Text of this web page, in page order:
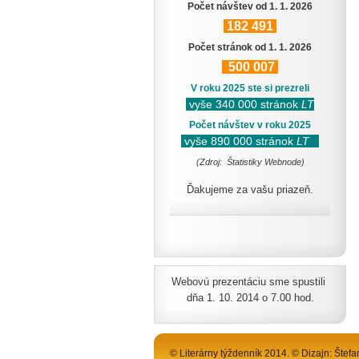
Počet návštev od 1. 1. 2026
182 491
Počet stránok od 1. 1. 2026
500 007
V roku 2025 ste si prezreli
vyše 340 000 stránok LT
Počet návštev v roku 2025
vyše 890 000 stránok LT
(Zdroj: Štatistiky Webnode)
Ďakujeme za vašu priazeň.
Webovú prezentáciu sme spustili
dňa 1. 10. 2014 o 7.00 hod.
© Literárny týždenník 2014. © Dizajn: